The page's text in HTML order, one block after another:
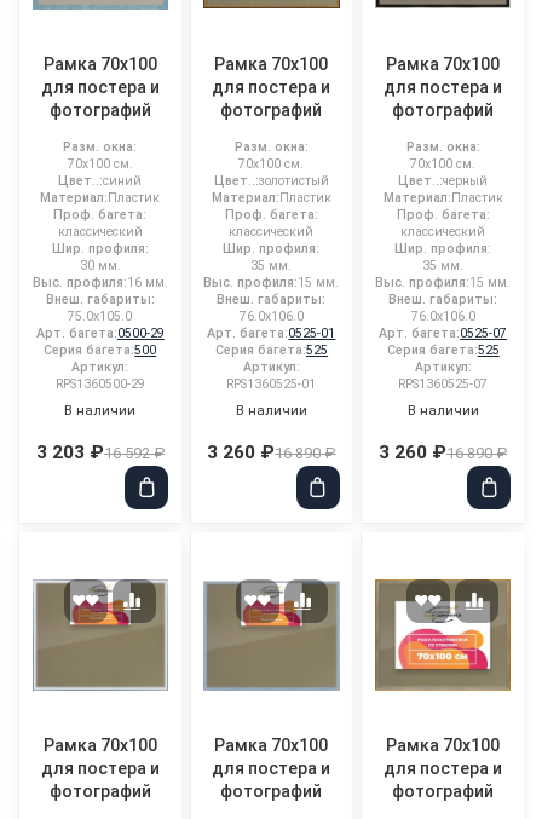
Рамка 70x100
для постера и
фотографий
Разм. окна:
70x100 см.
Цвет..:синий
Материал:Пластик
Проф. багета:
классический
Шир. профиля:
30 мм.
Выс. профиля:16 мм.
Внеш. габариты:
75.0x105.0
Арт. багета:0500-29
Серия багета:500
Артикул:
RPS1360500-29
В наличии
3 203 ₽16 592 ₽
Рамка 70x100
для постера и
фотографий
Разм. окна:
70x100 см.
Цвет..:золотистый
Материал:Пластик
Проф. багета:
классический
Шир. профиля:
35 мм.
Выс. профиля:15 мм.
Внеш. габариты:
76.0x106.0
Арт. багета:0525-01
Серия багета:525
Артикул:
RPS1360525-01
В наличии
3 260 ₽16 890 ₽
Рамка 70x100
для постера и
фотографий
Разм. окна:
70x100 см.
Цвет..:черный
Материал:Пластик
Проф. багета:
классический
Шир. профиля:
35 мм.
Выс. профиля:15 мм.
Внеш. габариты:
76.0x106.0
Арт. багета:0525-07
Серия багета:525
Артикул:
RPS1360525-07
В наличии
3 260 ₽16 890 ₽
Рамка 70x100
для постера и
фотографий
Рамка 70x100
для постера и
фотографий
Рамка 70x100
для постера и
фотографий